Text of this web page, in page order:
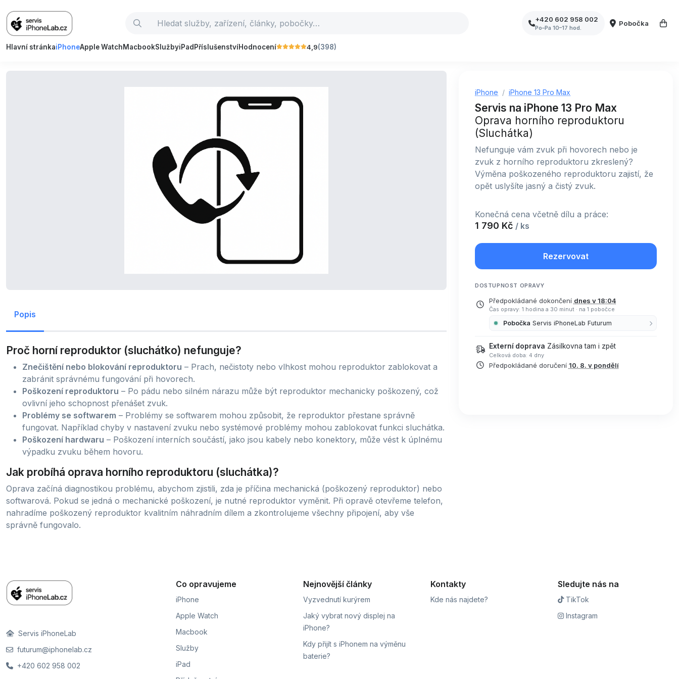
+420 602 958 002
Po–Pa 10–17 hod.
Pobočka
Hlavní stránkaiPhoneApple WatchMacbookSlužbyiPad PříslušenstvíHodnocení 4,9(398)
Popis
Proč horní reproduktor (sluchátko) nefunguje?
Znečištění nebo blokování reproduktoru – Prach, nečistoty nebo vlhkost mohou reproduktor zablokovat a
zabránit správnému fungování při hovorech.
Poškození reproduktoru – Po pádu nebo silném nárazu může být reproduktor mechanicky poškozený, což
ovlivní jeho schopnost přenášet zvuk.
Problémy se softwarem – Problémy se softwarem mohou způsobit, že reproduktor přestane správně
fungovat. Například chyby v nastavení zvuku nebo systémové problémy mohou zablokovat funkci sluchátka.
Poškození hardwaru – Poškození interních součástí, jako jsou kabely nebo konektory, může vést k úplnému
výpadku zvuku během hovoru.
Jak probíhá oprava horního reproduktoru (sluchátka)?
Oprava začíná diagnostikou problému, abychom zjistili, zda je příčina mechanická (poškozený reproduktor) nebo
softwarová. Pokud se jedná o mechanické poškození, je nutné reproduktor vyměnit. Při opravě otevřeme telefon,
nahradíme poškozený reproduktor kvalitním náhradním dílem a zkontrolujeme všechny připojení, aby vše
správně fungovalo.
iPhone iPhone 13 Pro Max
Servis na iPhone 13 Pro Max
Oprava horního reproduktoru
(Sluchátka)
Nefunguje vám zvuk při hovorech nebo je
zvuk z horního reproduktoru zkreslený?
Výměna poškozeného reproduktoru zajistí, že
opět uslyšíte jasný a čistý zvuk.
Konečná cena včetně dílu a práce:
1 790 Kč / ks
Rezervovat
DOSTUPNOST OPRAVY
Předpokládané dokončení dnes v 18:04
Čas opravy: 1 hodina a 30 minut · na 1 pobočce
Pobočka Servis iPhoneLab Futurum
Externí doprava Zásilkovna tam i zpět
Celková doba: 4 dny
Předpokládané doručení 10. 8. v pondělí
Servis iPhoneLab
futurum@iphonelab.cz
+420 602 958 002
Co opravujeme
iPhone
Apple Watch
Macbook
Služby
iPad
Nejnovější články
Vyzvednutí kurýrem
Jaký vybrat nový displej na
iPhone?
Kdy přijít s iPhonem na výměnu
baterie?
Kontakty
Kde nás najdete?
Sledujte nás na
TikTok
Instagram